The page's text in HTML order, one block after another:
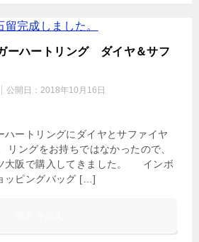
ーハートリング ダイヤ＆サフ
公開日： 2018年10月16日
ートリングにダイヤとサファイヤ
リングをお持ちではなかったので、
大阪で購入してきました。 インボ
ッピングバッグ […]